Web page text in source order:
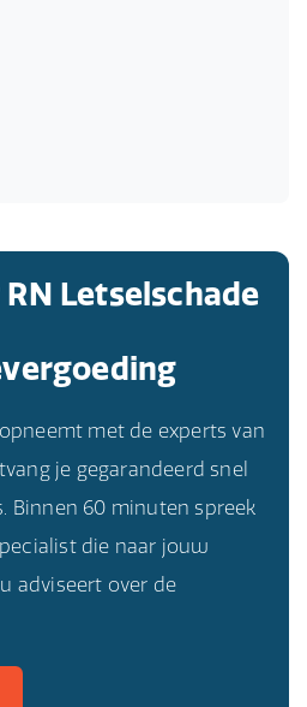
Letselschade
met de experts van
je gegarandeerd snel
Binnen 60 minuten spreek
die naar jouw
adviseert over de